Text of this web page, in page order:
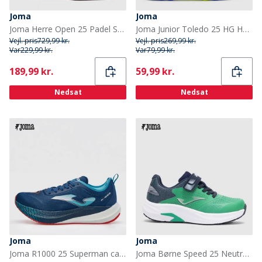
Joma
Joma Herre Open 25 Padel Sko Sort
Vejl. pris729,99 kr.
Var229,99 kr.
Current
189,99 kr.
Nedsat
Joma
Joma Junior Toledo 25 HG Hard Ground Fodboldstøvler Royal
Vejl. pris269,99 kr.
Var79,99 kr.
Current
59,99 kr.
Nedsat
Joma
Joma R1000 25 Superman carbonplade neutrale løbesko Navy Blue
Joma
Joma Børne Speed 25 Neutrale Løbesko Grøn